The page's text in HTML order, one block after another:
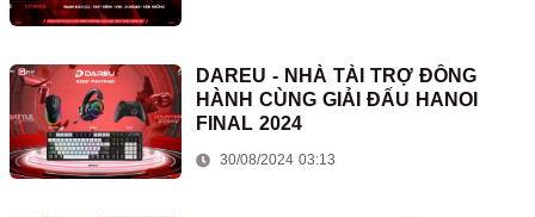
DAREU - NHÀ TÀI TRỢ ĐỒNG
HÀNH CÙNG GIẢI ĐẤU HANOI
FINAL 2024
30/08/2024 03:13